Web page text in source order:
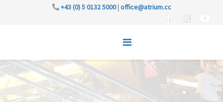
+43 (0) 5 0132 5000|office@atrium.cc